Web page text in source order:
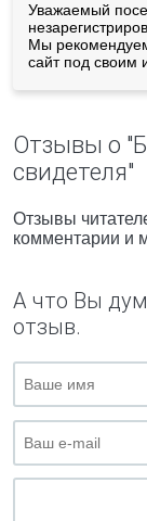
Уважаемый
Мы
сайт под своим
Отзывы о
свидетеля"
Отзывы
комментарии и
А что Вы
отзыв.